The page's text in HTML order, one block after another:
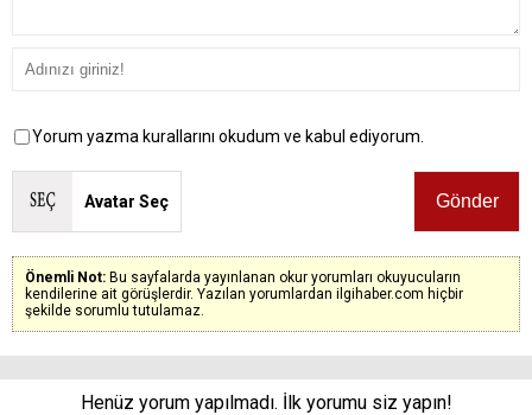
Yorum yazma kurallarını okudum ve kabul ediyorum.
Avatar Seç
Önemli Not: Bu sayfalarda yayınlanan okur yorumları okuyucuların
kendilerine ait görüşlerdir. Yazılan yorumlardan ilgihaber.com hiçbir
şekilde sorumlu tutulamaz.
Henüz yorum yapılmadı. İlk yorumu siz yapın!